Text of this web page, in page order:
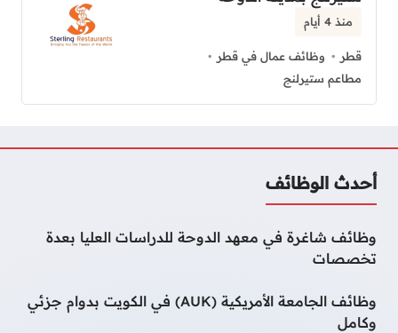
منذ 4 أيام
قطر
وظائف عمال في قطر
مطاعم ستيرلنج
أحدث الوظائف
وظائف شاغرة في معهد الدوحة للدراسات العليا بعدة
تخصصات
وظائف الجامعة الأمريكية (AUK) في الكويت بدوام جزئي
وكامل